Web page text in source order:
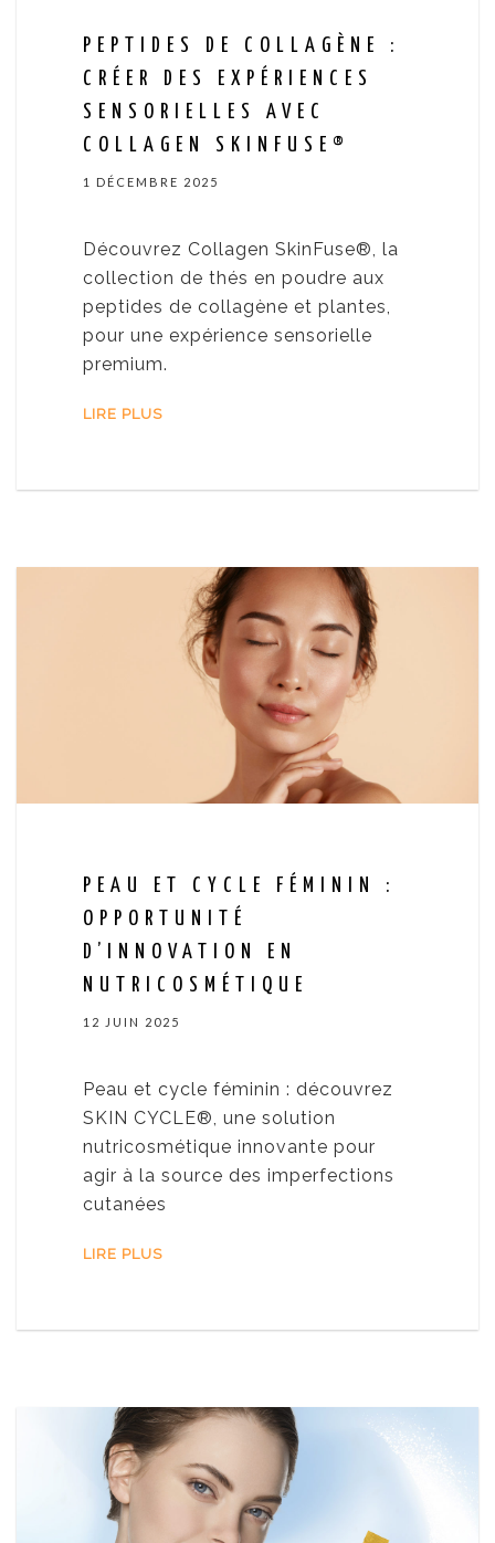
PEPTIDES DE COLLAGÈNE :
CRÉER DES EXPÉRIENCES
SENSORIELLES AVEC
COLLAGEN SKINFUSE®
1 DÉCEMBRE 2025
Découvrez Collagen SkinFuse®, la
collection de thés en poudre aux
peptides de collagène et plantes,
pour une expérience sensorielle
premium.
LIRE PLUS
PEAU ET CYCLE FÉMININ :
OPPORTUNITÉ
D’INNOVATION EN
NUTRICOSMÉTIQUE
12 JUIN 2025
Peau et cycle féminin : découvrez
SKIN CYCLE®, une solution
nutricosmétique innovante pour
agir à la source des imperfections
cutanées
LIRE PLUS